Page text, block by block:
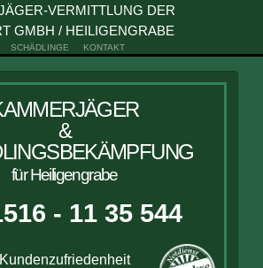
VERMITTLUNG DER
GMBH / HEILIGENGRABE
SCHÄDLINGE KONTAKT
&
für Heiligengrabe
- 11 35 544
Kundenzufriedenheit